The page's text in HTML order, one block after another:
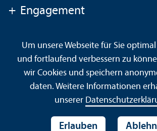
+ Engagement
Kontakt Impressum Datenschutz
Gebärdensprache
Leichte
Hausordnung
Sicherheit und
Um unsere Webseite für Sie
und fortlaufend verbessern zu
wir Cookies und speichern
daten. Weitere Informationen
unserer
Erlauben